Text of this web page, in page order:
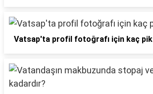
Vatsap'ta profil fotoğrafı için kaç